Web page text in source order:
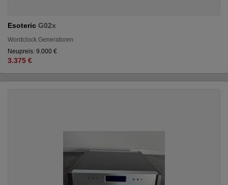
Esoteric G02x
Wordclock Generatoren
Neupreis: 9.000 €
3.375 €